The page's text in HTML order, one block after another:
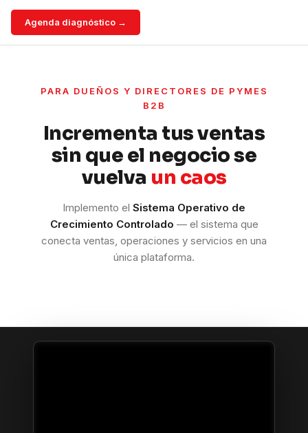
Agenda diagnóstico →
PARA DUEÑOS Y DIRECTORES DE PYMES
B2B
Incrementa tus ventas
sin que el negocio se
vuelva un caos
Implemento el Sistema Operativo de
Crecimiento Controlado — el sistema que
conecta ventas, operaciones y servicios en una
única plataforma.